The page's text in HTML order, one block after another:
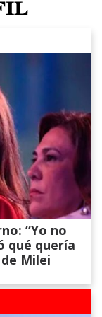
“Yo no
qué quería
Milei